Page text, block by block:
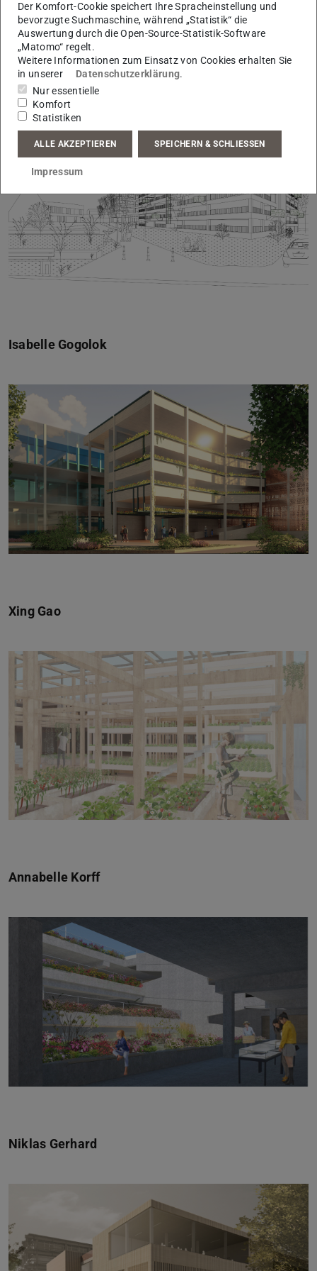
Monja Kulla
Zurück Vor
Isabelle Gogolok
Zurück Vor
Xing Gao
Zurück
Annabelle Korff
Zurück Vor
Niklas Gerhard
Der Komfort-Cookie speichert Ihre Spracheinstellung und
bevorzugte Suchmaschine, während „Statistik“ die
Auswertung durch die Open-Source-Statistik-Software
„Matomo“ regelt.
Weitere Informationen zum Einsatz von Cookies erhalten Sie
in unserer
Datenschutzerklärung.
Nur essentielle
Komfort
Statistiken
ALLE AKZEPTIEREN SPEICHERN & SCHLIESSEN
Impressum